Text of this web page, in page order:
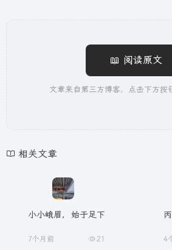
📖 阅读原文
文章来自第三方博客，点击下方按
相关文章
小小峨眉，始于足下
7个月前 21 4